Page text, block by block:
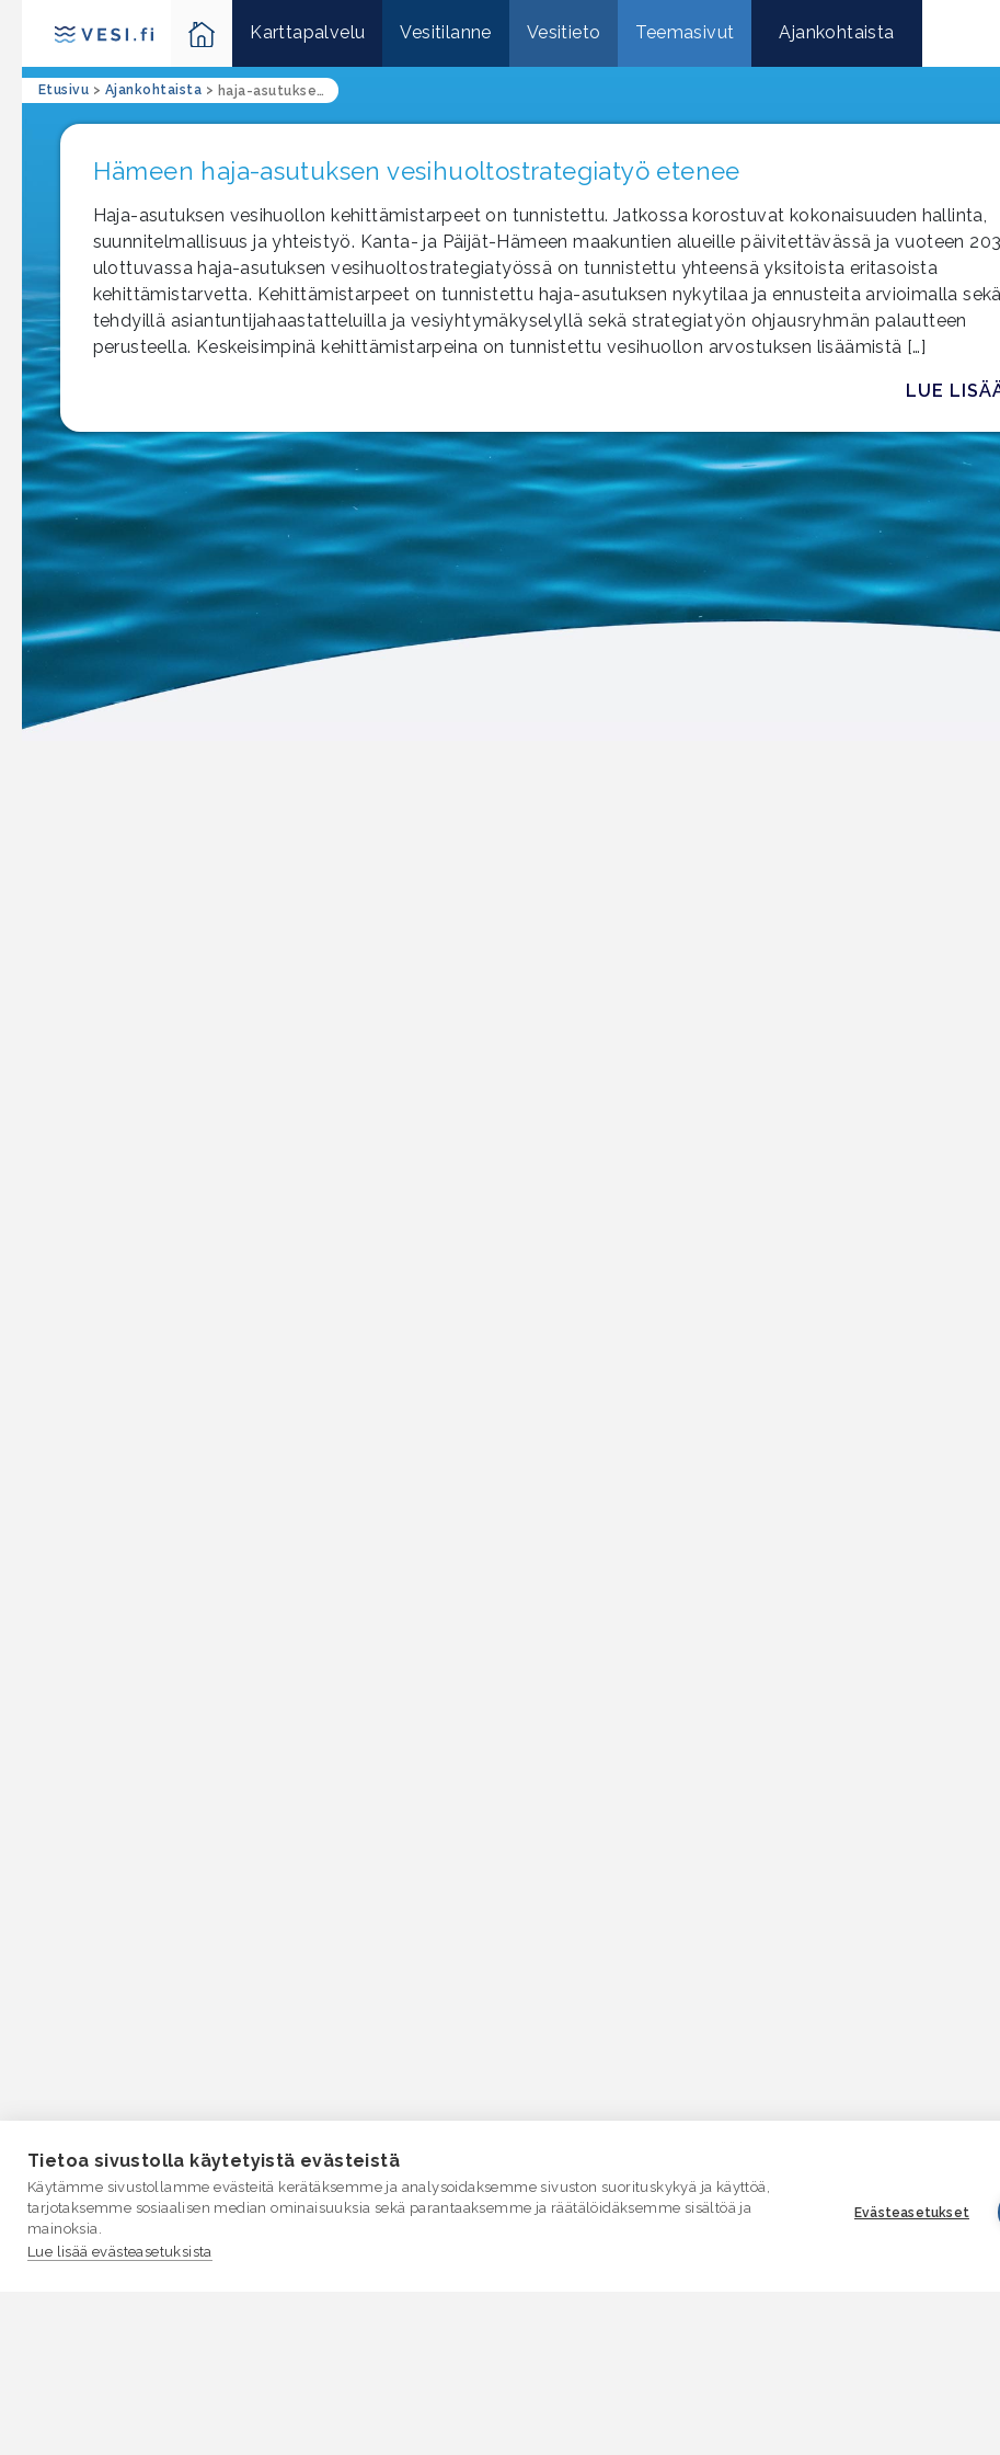
Karttapalvelu Vesitilanne Vesitieto Teemasivut Ajankohtaista
Etusivu > Ajankohtaista > haja-asutuksen jätevedet
Hämeen haja-asutuksen vesihuoltostrategiatyö etenee
Haja-asutuksen vesihuollon kehittämistarpeet on tunnistettu. Jatkossa korostuvat kokonaisuuden hallinta,
suunnitelmallisuus ja yhteistyö. Kanta- ja Päijät-Hämeen maakuntien alueille päivitettävässä ja vuoteen
ulottuvassa haja-asutuksen vesihuoltostrategiatyössä on tunnistettu yhteensä yksitoista eritasoista
kehittämistarvetta. Kehittämistarpeet on tunnistettu haja-asutuksen nykytilaa ja ennusteita arvioimalla sekä
tehdyillä asiantuntijahaastatteluilla ja vesiyhtymäkyselyllä sekä strategiatyön ohjausryhmän palautteen
perusteella. Keskeisimpinä kehittämistarpeina on tunnistettu vesihuollon arvostuksen lisäämistä […]
LUE
Tietoa sivustolla käytetyistä evästeistä
Käytämme sivustollamme evästeitä kerätäksemme ja analysoidaksemme sivuston suorituskykyä ja käyttöä,
tarjotaksemme sosiaalisen median ominaisuuksia sekä parantaaksemme ja räätälöidäksemme sisältöä ja
mainoksia.
Lue lisää evästeasetuksista
Evästeasetukset